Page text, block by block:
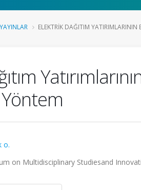
ELEKTRIK DAĞITIM YATIRIMLARININ
o.
on Multidisciplinary Studiesand